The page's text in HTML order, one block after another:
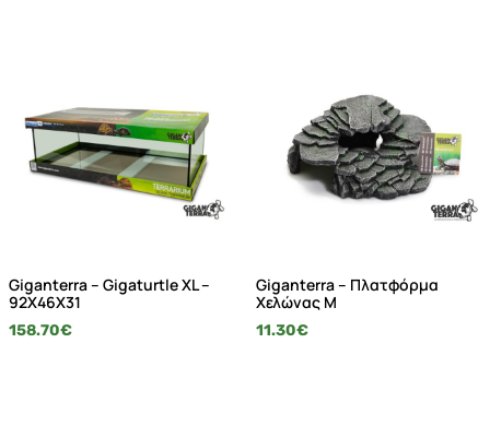
Giganterra – Gigaturtle XL –
92X46X31
158.70€
Giganterra – Πλατφόρμα
Χελώνας M
11.30€